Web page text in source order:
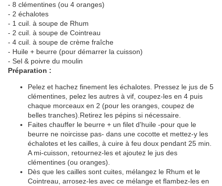
- 8 clémentines (ou 4 oranges)
- 2 échalotes
- 1 cuil. à soupe de Rhum
- 2 cuil. à soupe de Cointreau
- 4 cuil. à soupe de crème fraîche
- Huile + beurre (pour démarrer la cuisson)
- Sel & poivre du moulin
Préparation :
Pelez et hachez finement les échalotes. Pressez le jus de 5
clémentines, pelez les autres à vif, coupez-les en 4 puis
chaque morceaux en 2 (pour les oranges, coupez de
belles tranches).Retirez les pépins si nécessaire.
Faites chauffer le beurre + un filet d'huile -pour que le
beurre ne noircisse pas- dans une cocotte et mettez-y les
échalotes et les cailles, à cuire à feu doux pendant 25 min.
A mi-cuisson, retournez-les et ajoutez le jus des
clémentines (ou oranges).
Dès que les cailles sont cuites, mélangez le Rhum et le
Cointreau, arrosez-les avec ce mélange et flambez-les en